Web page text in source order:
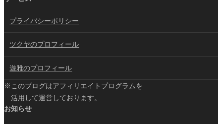
プライバシーポリシー
ツクヤのプロフィール
遊雅のプロフィール
※このブログはアフィリエイトプログラムを
活用して運営しております。
お知らせ